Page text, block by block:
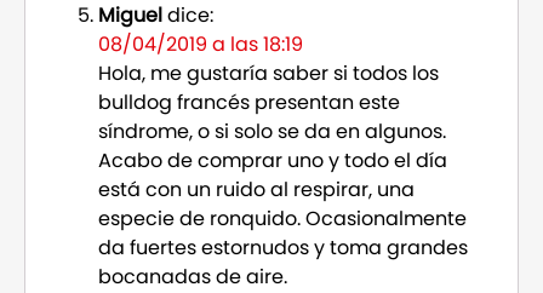
Migueldice:
08/04/2019 a las 18:19
Hola, me gustaría saber si todos los
bulldog francés presentan este
síndrome, o si solo se da en algunos.
Acabo de comprar uno y todo el día
está con un ruido al respirar, una
especie de ronquido. Ocasionalmente
da fuertes estornudos y toma grandes
bocanadas de aire.